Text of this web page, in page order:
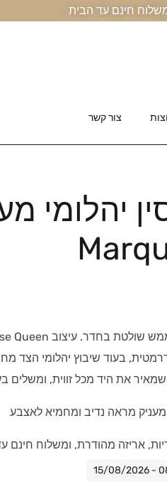
צור קשר
יהלומי
בעוד שיבוץ יהלומי הצד
את היד מכל זווית, ומשלים
אריזה מהודרת, ומשלוח חינם